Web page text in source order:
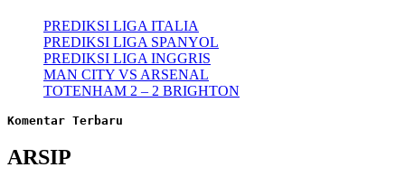
PREDIKSI LIGA ITALIA
PREDIKSI LIGA SPANYOL
PREDIKSI LIGA INGGRIS
MAN CITY VS ARSENAL
TOTENHAM 2 – 2 BRIGHTON
Komentar Terbaru
ARSIP